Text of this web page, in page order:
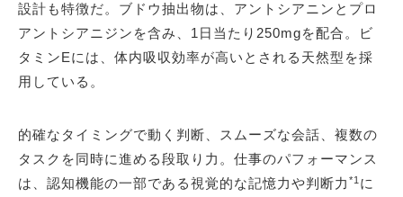
設計も特徴だ。ブドウ抽出物は、アントシアニンとプロ
アントシアニジンを含み、1日当たり250mgを配合。ビ
タミンEには、体内吸収効率が高いとされる天然型を採
用している。
的確なタイミングで動く判断、スムーズな会話、複数の
タスクを同時に進める段取り力。仕事のパフォーマンス
は、認知機能の一部である視覚的な記憶力や判断力 *1 に